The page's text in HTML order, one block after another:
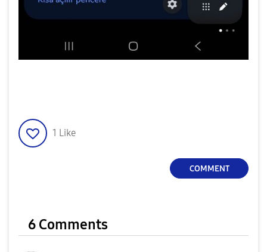
1 Like
COMMENT
6 Comments